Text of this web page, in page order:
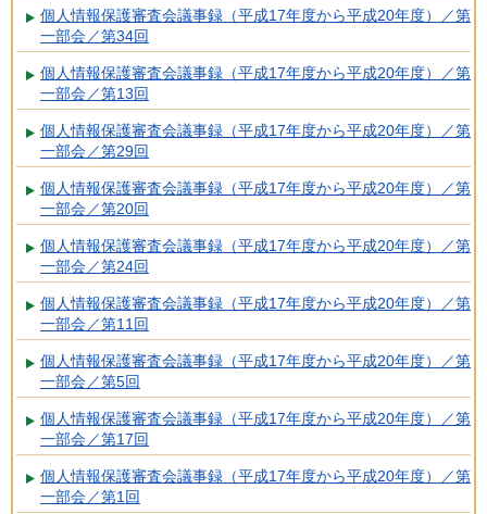
個人情報保護審査会議事録（平成17年度から平成20年度）／第
一部会／第34回
個人情報保護審査会議事録（平成17年度から平成20年度）／第
一部会／第13回
個人情報保護審査会議事録（平成17年度から平成20年度）／第
一部会／第29回
個人情報保護審査会議事録（平成17年度から平成20年度）／第
一部会／第20回
個人情報保護審査会議事録（平成17年度から平成20年度）／第
一部会／第24回
個人情報保護審査会議事録（平成17年度から平成20年度）／第
一部会／第11回
個人情報保護審査会議事録（平成17年度から平成20年度）／第
一部会／第5回
個人情報保護審査会議事録（平成17年度から平成20年度）／第
一部会／第17回
個人情報保護審査会議事録（平成17年度から平成20年度）／第
一部会／第1回